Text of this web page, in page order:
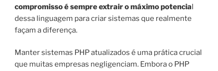
compromisso é sempre extrair o máximo potencial
dessa linguagem para criar sistemas que realmente
façam a diferença.
Manter sistemas PHP atualizados é uma prática crucial
que muitas empresas negligenciam. Embora o PHP